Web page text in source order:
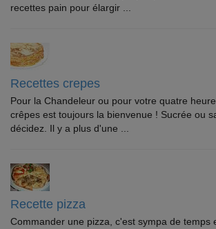
recettes pain pour élargir ...
Recettes crepes
Pour la Chandeleur ou pour votre quatre
crêpes est toujours la bienvenue ! Sucrée ou
décidez. Il y a plus d'une ...
Recette pizza
Commander une pizza, c'est sympa de temps